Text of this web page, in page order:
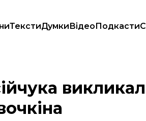
ТекстиДумкиВідеоПодкасти
депутата Льовочкіна